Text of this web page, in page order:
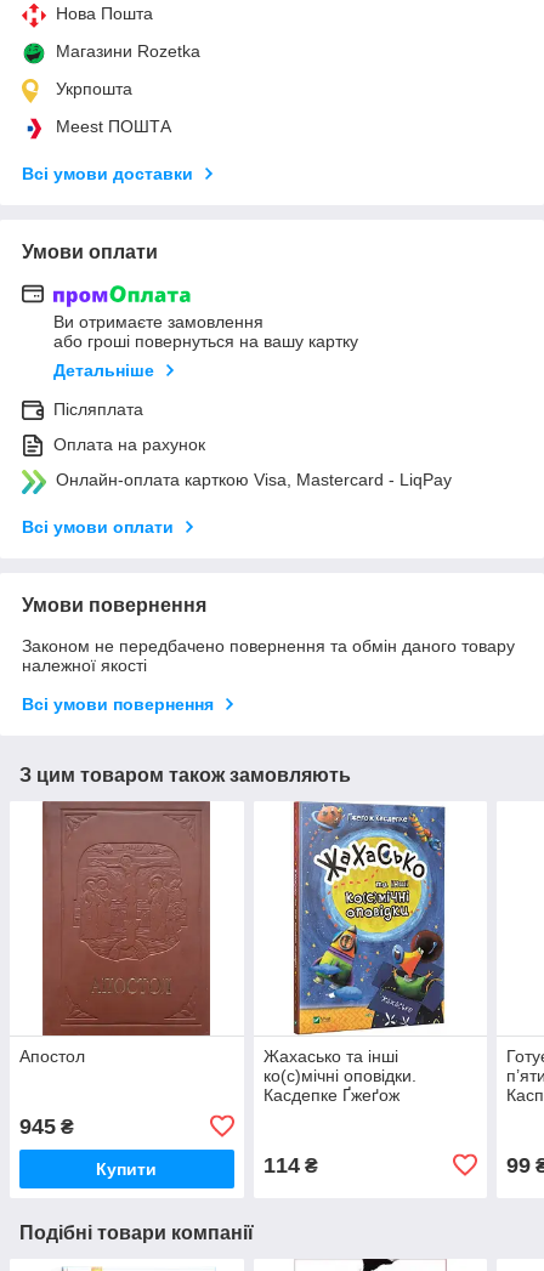
Нова Пошта
Магазини Rozetka
Укрпошта
Meest ПОШТА
Всі умови доставки
Умови оплати
Ви отримаєте замовлення
або гроші повернуться на вашу картку
Детальніше
Післяплата
Оплата на рахунок
Онлайн-оплата карткою Visa, Mastercard - LiqPay
Всі умови оплати
Умови повернення
Законом не передбачено повернення та обмін даного товару
належної якості
Всі умови повернення
З цим товаром також замовляють
Апостол
945 ₴
Купити
Жахасько та інші
ко(c)мічні оповідки.
Касдепке Ґжеґож
114₴ 99
Подібні товари компанії